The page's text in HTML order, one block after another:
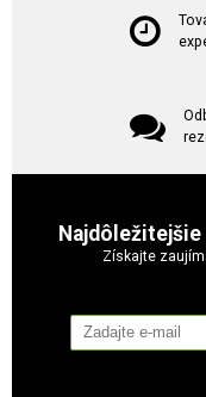
Najdôležitejšie
Získajte